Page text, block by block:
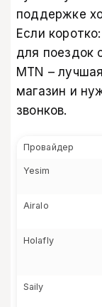
поддержке
Если
для поездок
MTN –
магазин и
звонков.
Провайдер
Yesim
Airalo
Holafly
Saily